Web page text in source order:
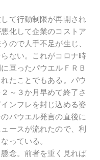
て行動制限が再開され
化して企業のコストア
ので人手不足が生じ、
ない。これがコロナ時
亘ったパウエルＦＲＢ
たことでもある。パウ
～３か月早めて終了さ
ンフレを封じ込める姿
パウエル発言の直後に
ースが流れたので、利
っている。
念。前者を重く見れば